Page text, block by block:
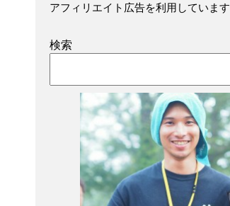
アフィリエイト広告を利用しています
検索